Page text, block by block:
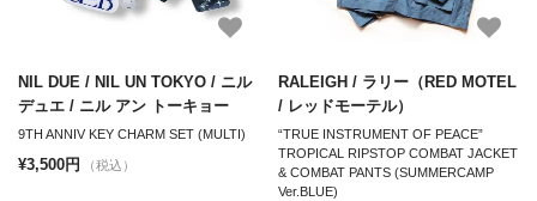
NIL DUE / NIL UN TOKYO / ニル
デュエ / ニル アン トーキョー
9TH ANNIV KEY CHARM SET (MULTI)
¥3,500円 （税込）
RALEIGH / ラリー（RED MOTEL
/ レッドモーテル）
“TRUE INSTRUMENT OF PEACE”
TROPICAL RIPSTOP COMBAT JACKET
& COMBAT PANTS (SUMMERCAMP
Ver.BLUE)